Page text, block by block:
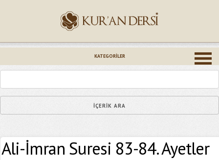
KATEGORILER
Ali-İmran Suresi 83-84. Ayetler
Epostanız (*)
Yaşadığınız Hatanın Ayrıntıları